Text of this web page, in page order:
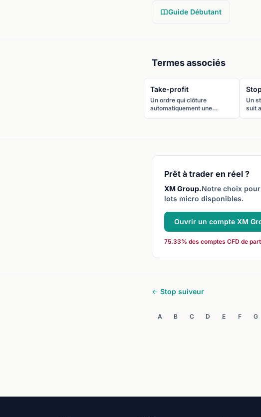
Guide Débutant
Termes associés
Take-profit
Un ordre qui clôture
automatiquement une
Un
suit
Prêt à trader en réel ?
XM Group.Notre choix pour
lots micro disponibles.
Ouvrir un compte XM
75.33% des comptes CFD de
← Stop suiveur
A B C D E F G